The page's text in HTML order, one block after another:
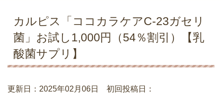
カルピス「ココカラケアC-23ガセリ
菌」お試し1,000円（54％割引）【乳
酸菌サプリ】
更新日：2025年02月06日 初回投稿日：